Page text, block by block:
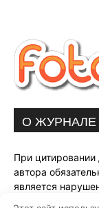
О ЖУРНАЛЕ
При
автора
является